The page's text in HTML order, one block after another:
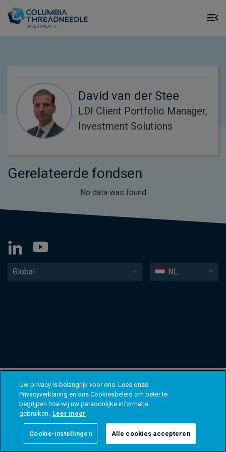
David van der Stee
LDI Client Portfolio Manager,
Investment Solutions
Gerelateerde fondsen
No data was found
Global NL
Uw privacy is belangrijk voor ons. Lees onze
Privacyverklaring en ons Cookiesbeleid om beter te
begrijpen hoe wij uw persoonlijke informatie
gebruiken. Leer meer
Cookie-instellingen Alle cookies accepteren